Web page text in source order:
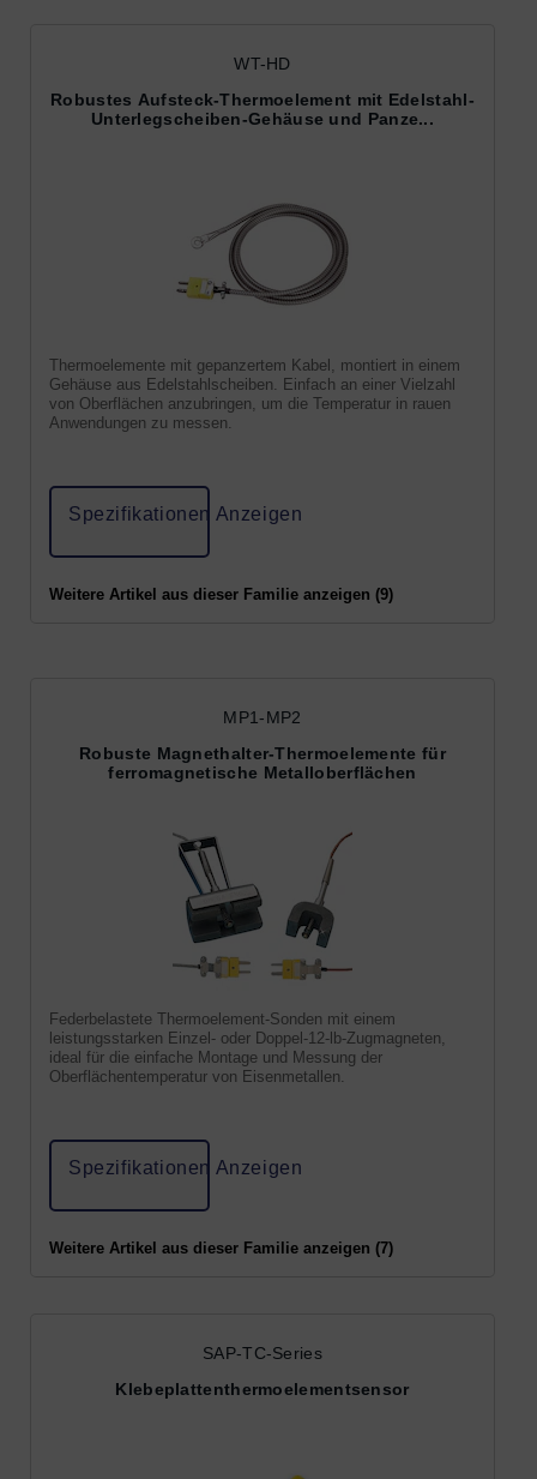
WT-HD
Robustes Aufsteck-Thermoelement mit Edelstahl-
Unterlegscheiben-Gehäuse und Panze...
Thermoelemente mit gepanzertem Kabel, montiert in einem
Gehäuse aus Edelstahlscheiben. Einfach an einer Vielzahl
von Oberflächen anzubringen, um die Temperatur in rauen
Anwendungen zu messen.
Spezifikationen Anzeigen
Weitere Artikel aus dieser Familie anzeigen (9)
MP1-MP2
Robuste Magnethalter-Thermoelemente für
ferromagnetische Metalloberflächen
Federbelastete Thermoelement-Sonden mit einem
leistungsstarken Einzel- oder Doppel-12-lb-Zugmagneten,
ideal für die einfache Montage und Messung der
Oberflächentemperatur von Eisenmetallen.
Spezifikationen Anzeigen
Weitere Artikel aus dieser Familie anzeigen (7)
SAP-TC-Series
Klebeplattenthermoelementsensor